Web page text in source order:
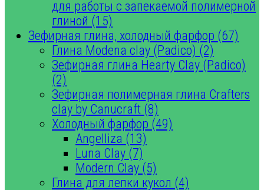
для работы с запекаемой полимерной
глиной (15)
Зефирная глина, холодный фарфор (67)
Глина Modena clay (Padico) (2)
Зефирная глина Hearty Clay (Padico)
(2)
Зефирная полимерная глина Crafters
clay by Canucraft (8)
Холодный фарфор (49)
Angelliza (13)
Luna Clay (7)
Modern Clay (5)
Глина для лепки кукол (4)